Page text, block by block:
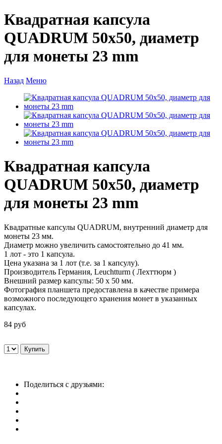
Квадратная капсула
QUADRUM 50х50, диаметр
для монеты 23 mm
Назад Меню
Квадратная капсула
QUADRUM 50х50, диаметр
для монеты 23 mm
Квадратные капсулы QUADRUM, внутренний диаметр для
монеты 23 мм.
Диаметр можно увеличить самостоятельно до 41 мм.
1 лот - это 1 капсула.
Цена указана за 1 лот (т.е. за 1 капсулу).
Производитель Германия, Leuchtturm ( Лехттюрм )
Внешний размер капсулы: 50 х 50 мм.
Фотография планшета предоставлена в качестве примера
возможного последующего хранения монет в указанных
капсулах.
84 руб
Поделиться с друзьями: